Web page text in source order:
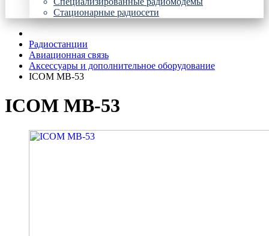
Стационарные радиосети
Радиостанции
Авиационная связь
Аксессуары и дополнительное оборудование
ICOM MB-53
ICOM MB-53